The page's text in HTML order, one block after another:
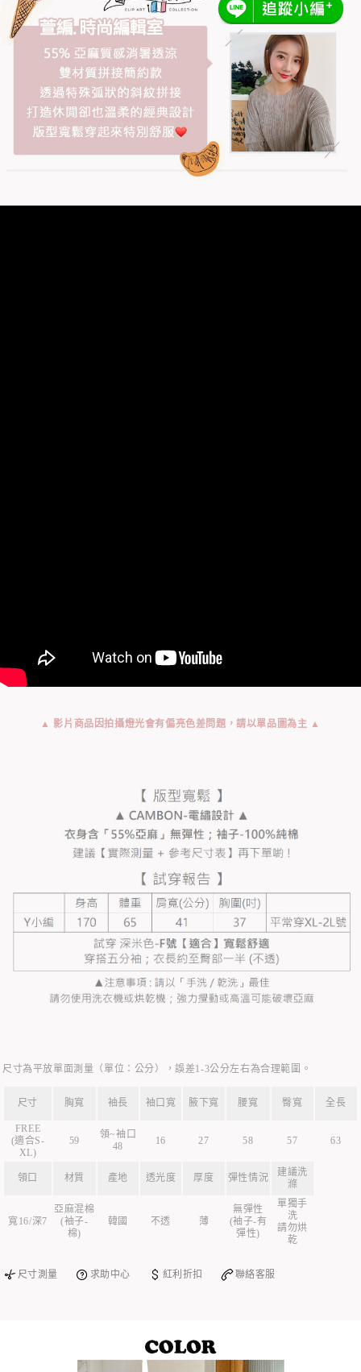
▲ 影片商品因拍攝燈光會有偏亮色差問題，請以單品圖為主 ▲
尺寸為平放單面測量（單位：公分），誤差1-3公分左右為合理範圍。
尺寸 胸寬 袖長 袖口寬 腋下寬 腰寬 臀寬 全長
FREE
(適合S-
XL)
59
領~袖口
48
16 27 58 57 63
領口 材質 產地 透光度 厚度 彈性情況
建議洗
滌
寬16/深7
亞麻混棉
(袖子-
棉)
韓國 不透 薄
無彈性
(袖子-有
彈性)
單獨手
洗
請勿烘
乾
尺寸測量 求助中心 紅利折扣 聯絡客服